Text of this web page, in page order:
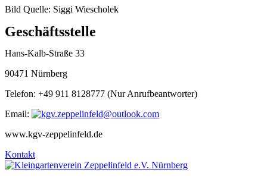
Bild Quelle: Siggi Wiescholek
Geschäftsstelle
Hans-Kalb-Straße 33
90471 Nürnberg
Telefon: +49 911 8128777 (Nur Anrufbeantworter)
Email:
www.kgv-zeppelinfeld.de
Kontakt